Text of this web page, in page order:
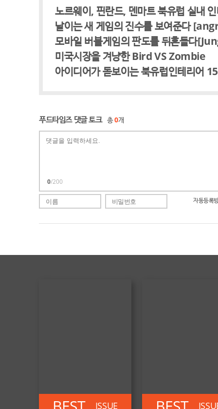
노르웨이, 핀란드, 덴마트 북유럽 실내
날이는 새 게임의 진수를 보여준다
모바일 버블게임의 판도를 뒤흔들다
미국시장을 겨냥한 Bird VS Zombie
아이디어가 돋보이는 북유럽인테리어
푸드타임즈 댓글 토크 총0개
0/200
자동등록
ISSUE